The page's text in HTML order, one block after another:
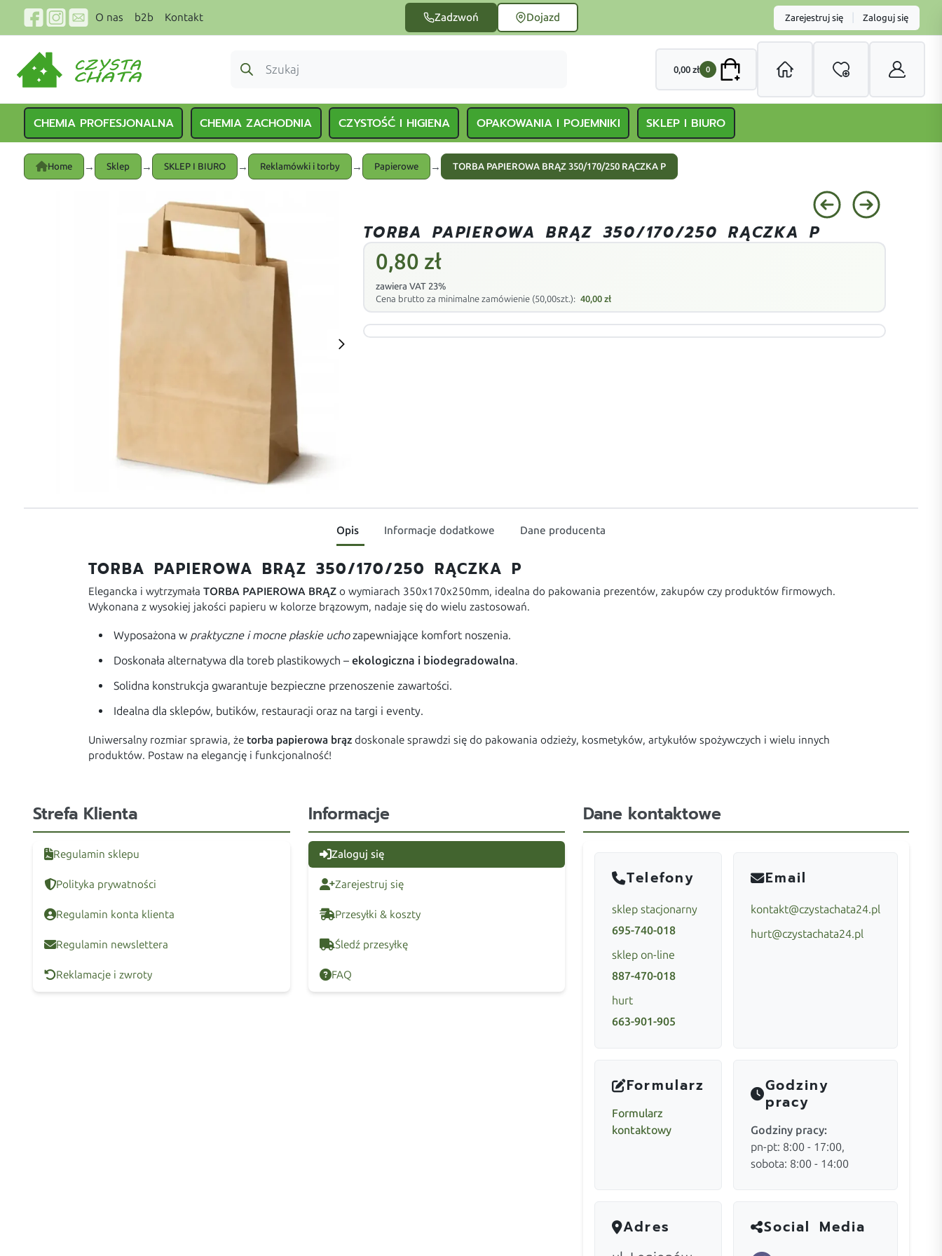
O nas b2b Kontakt Zadzwoń Dojazd Zarejestruj się Zaloguj się
0,00 zł 0
CHEMIA PROFESJONALNA CHEMIA ZACHODNIA CZYSTOŚĆ I HIGIENA OPAKOWANIA I POJEMNIKI SKLEP I BIURO
Home → Sklep → SKLEP I BIURO → Reklamówki i torby → Papierowe → TORBA PAPIEROWA BRĄZ 350/170/250 RĄCZKA P
TORBA PAPIEROWA BRĄZ 350/170/250 RĄCZKA P
0,80 zł
zawiera VAT 23%
Cena brutto za minimalne zamówienie (50,00szt.): 40,00zł
Opis Informacje dodatkowe Dane producenta
TORBA PAPIEROWA BRĄZ 350/170/250 RĄCZKA P
Elegancka i wytrzymałaTORBA PAPIEROWA BRĄZ o wymiarach 350x170x250mm, idealna do pakowania prezentów, zakupów czy produktów firmowych.
Wykonana z wysokiej jakości papieru w kolorze brązowym, nadaje się do wielu zastosowań.
Wyposażona w praktyczne i mocne płaskie uchozapewniające komfort noszenia.
Doskonała alternatywa dla toreb plastikowych –ekologiczna i biodegradowalna.
Solidna konstrukcja gwarantuje bezpieczne przenoszenie zawartości.
Idealna dla sklepów, butików, restauracji oraz na targi i eventy.
Uniwersalny rozmiar sprawia, że torba papierowa brąz doskonale sprawdzi się do pakowania odzieży, kosmetyków, artykułów spożywczych i wielu innych
produktów. Postaw na elegancję i funkcjonalność!
Strefa Klienta
Regulamin sklepu
Polityka prywatności
Regulamin konta klienta
Regulamin newslettera
Reklamacje i zwroty
Informacje
Zaloguj się
Zarejestruj się
Przesyłki & koszty
Śledź przesyłkę
FAQ
Dane kontaktowe
Telefony
sklep stacjonarny
695-740-018
sklep on-line
887-470-018
hurt
663-901-905
Email
kontakt@czystachata24.pl
hurt@czystachata24.pl
Formularz
Formularz
kontaktowy
Godziny
pracy
Godziny pracy:
pn-pt: 8:00 - 17:00,
sobota: 8:00 - 14:00
Adres Social Media